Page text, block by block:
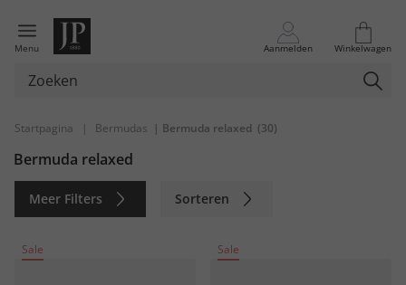
Menu Aanmelden Winkelwagen
Startpagina | Bermudas | Bermuda relaxed (30)
Bermuda relaxed
Meer Filters Sorteren
Sale Sale